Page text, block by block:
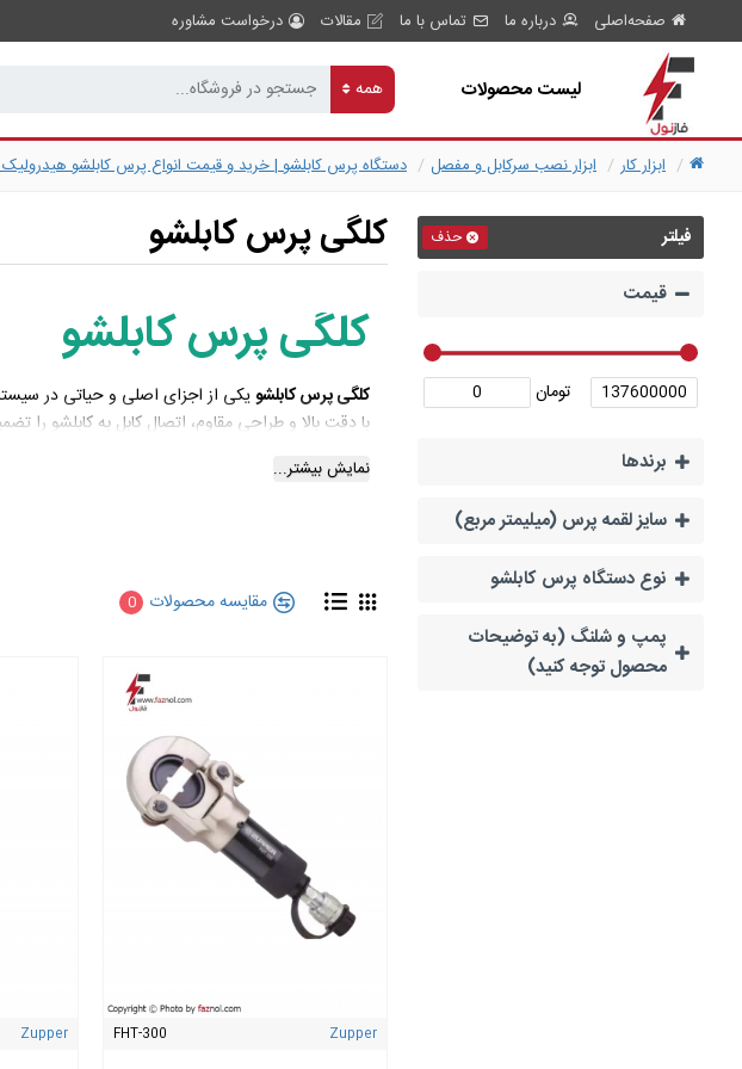
صفحه‌اصلی درباره ما تماس با ما مقالات درخواست مشاوره
لیست محصولات همه
ابزار کار ابزار نصب سرکابل و مفصل دستگاه پرس کابلشو | خرید و قیمت انواع پرس کابلشو
فیلتر حذف
قیمت
تومان
برند‌ها
سایز لقمه پرس (میلیمتر مربع)
نوع دستگاه پرس کابلشو
پمپ و شلنگ (به توضیحات
محصول توجه کنید)
کلگی پرس کابلشو
کلگی پرس کابلشو
کلگی پرس کابلشویکی از اجزای اصلی و حیاتی در
با دقت بالا و طراحی مقاوم، اتصال کابل به کابلشو را
نقش کلگی پرس کابلشو:
نگهداری و تثبیت قالب‌ها (دای‌ها) برای سایزهای
ویژگی‌های کلگی پرس کابلشو:
در برابر فشار هیدرولیکی
سازگاری با انواع پمپ پرس کابلشو
(دستی،
امکان استفاده باانواع قالب‌ها و سایز کابلشو
طراحی دقیق برای افزایش دقت پرس و کیفیت
ترکیب کلگی پرس
پمپ هیدرولیک پرس کابلشو
،
خستگی و با دقت بالا، اتصال حرفه‌ای و استاندارد داشته
نمایش بیشتر...
مقایسه محصولات 0
Zupper
FHT-300
Zupper